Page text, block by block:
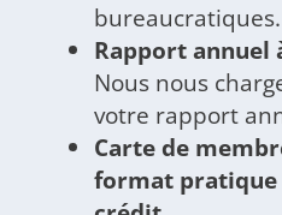
bureaucratiques.
Rapport annuel
Nous nous
votre rapport
Carte de
format pratique